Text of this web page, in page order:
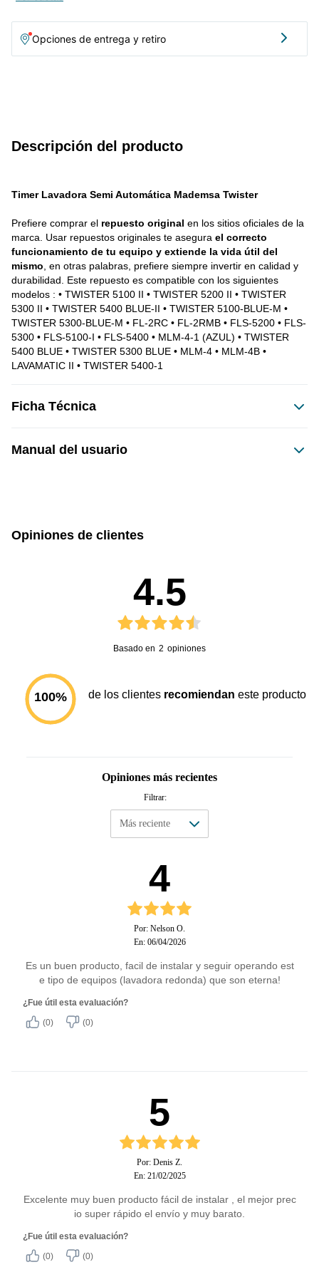
5300 • FLS-5100-I • FLS-5400 • MLM-4-1 (AZUL) • TWISTER
LAVAMATIC II • TWISTER 5400-1
Opciones de entrega y retiro
Descripción del producto
Timer Lavadora Semi Automática Mademsa Twister
Prefiere comprar el repuesto original en los sitios oficiales de la
marca. Usar repuestos originales te asegura el correcto
funcionamiento de tu equipo y extiende la vida útil del
mismo , en otras palabras, prefiere siempre invertir en calidad y
durabilidad. Este repuesto es compatible con los siguientes
modelos : • TWISTER 5100 II • TWISTER 5200 II • TWISTER
5300 II • TWISTER 5400 BLUE-II • TWISTER 5100-BLUE-M •
TWISTER 5300-BLUE-M • FL-2RC • FL-2RMB • FLS-5200 • FLS-
5300 • FLS-5100-I • FLS-5400 • MLM-4-1 (AZUL) • TWISTER
5400 BLUE • TWISTER 5300 BLUE • MLM-4 • MLM-4B •
LAVAMATIC II • TWISTER 5400-1
Ficha Técnica
Manual del usuario
Opiniones de clientes
4.5
Basado en 2 opiniones
100% de los clientesrecomiendan este producto
Opiniones más recientes
Filtrar:
4
Por: Nelson O.
En: 06/04/2026
Es un buen producto, facil de instalar y seguir operando est
e tipo de equipos (lavadora redonda) que son eterna!
¿Fue útil esta evaluación?
(0)
(0)
5
Por: Denis Z.
En: 21/02/2025
Excelente muy buen producto fácil de instalar , el mejor prec
io super rápido el envío y muy barato.
¿Fue útil esta evaluación?
(0)
(0)